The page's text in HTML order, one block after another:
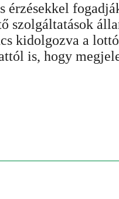
érzésekkel
szolgáltatások
kidolgozva a
is, hogy